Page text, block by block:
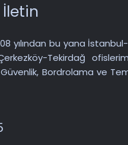
yılından bu yana
Tekirdağ
Güvenlik, Bordrolama ve